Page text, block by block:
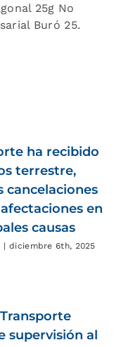
25g No
Buró 25.
ha recibido
terrestre,
cancelaciones
en
causas
| diciembre 6th, 2025
supervisión al